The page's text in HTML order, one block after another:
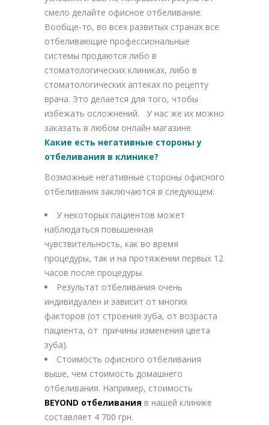
смело делайте офисное отбеливание.
Вообще-то, во всех развитых странах все
отбеливающие профессиональные
системы продаются либо в
стоматологических клиниках, либо в
стоматологических аптеках по рецепту
врача. Это делается для того, чтобы
избежать осложнений. У нас же их можно
заказать в любом онлайн магазине.
Какие есть негативные стороны у
отбеливания в клинике?
Возможные негативные стороны офисного
отбеливания заключаются в следующем:
У некоторых пациентов может
наблюдаться повышенная
чувствительность, как во время
процедуры, так и на протяжении первых 12
часов после процедуры.
Результат отбеливания очень
индивидуален и зависит от многих
факторов (от строения зуба, от возраста
пациента, от причины изменения цвета
зуба).
Стоимость офисного отбеливания
выше, чем стоимость домашнего
отбеливания. Например, стоимость
BEYOND отбеливания в нашей клинике
составляет 4 700 грн.